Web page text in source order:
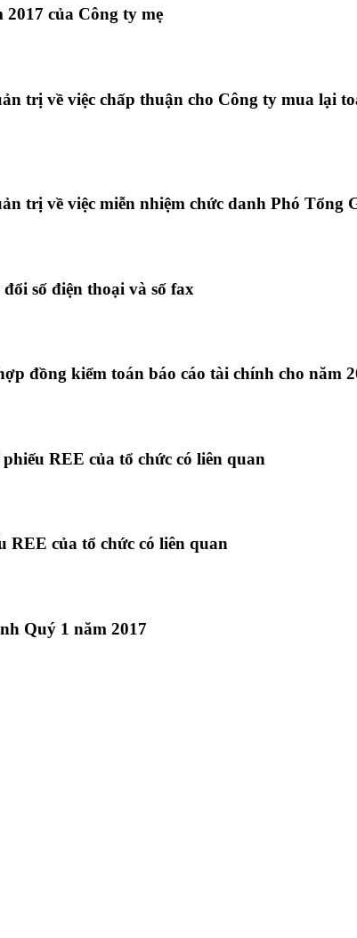
của Công ty mẹ
trị về việc chấp thuận cho Công ty mua lại
trị về việc miễn nhiệm chức danh Phó Tổng
số điện thoại và số fax
đồng kiểm toán báo cáo tài chính cho năm
REE của tổ chức có liên quan
REE của tổ chức có liên quan
Quý 1 năm 2017